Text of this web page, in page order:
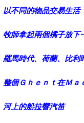
以不同的物品交易生活
牧師拿起兩個橘子放下
羅馬時代、荷蘭、比利
整個Ｇｈｅｎｔ在Ｍａ
河上的船拉響汽笛